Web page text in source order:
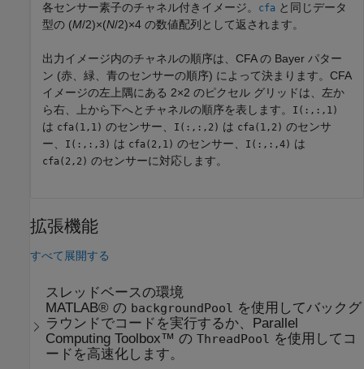
各センサー素子のチャネル付きイメージ。 cfa と同じデータ
型の (M/2)×(N/2)×4 の数値配列として返されます。
出力イメージ内のチャネルの順序は、CFA の Bayer パター
ン (赤、緑、青のセンサーの順序) によって決まります。CFA
イメージの左上隅にある 2×2 のピクセル グリッドは、左か
ら右、上から下へとチャネルの順序を表します。
I(:,:,1)
は cfa(1,1) のセンサー、 I(:,:,2) は cfa(1,2) のセンサ
ー、
I(:,:,3) は cfa(2,1) のセンサー、 I(:,:,4) は
cfa(2,2) のセンサーに対応します。
拡張機能
すべて展開する
スレッドベースの環境
MATLAB® の backgroundPool
を使用してバックグ
ラウンドでコードを実行するか、Parallel
Computing Toolbox™ のThreadPool
を使用してコ
ードを高速化します。